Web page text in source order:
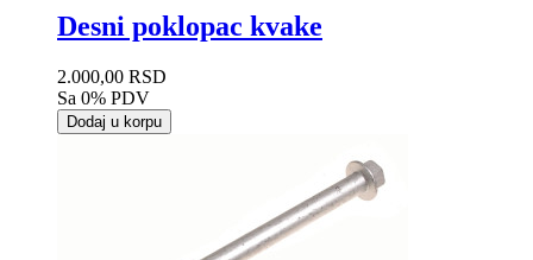
Desni poklopac kvake
2.000,00 RSD
Sa 0% PDV
Dodaj u korpu